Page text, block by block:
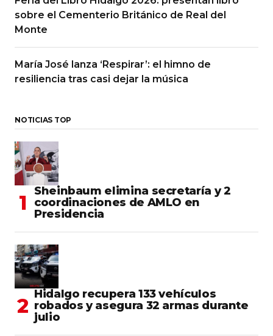
sobre el Cementerio Británico de Real del
Monte
María José lanza ‘Respirar’: el himno de
resiliencia tras casi dejar la música
NOTICIAS TOP
Sheinbaum elimina secretaría y 2
coordinaciones de AMLO en
Presidencia
Hidalgo recupera 133 vehículos
robados y asegura 32 armas durante
julio